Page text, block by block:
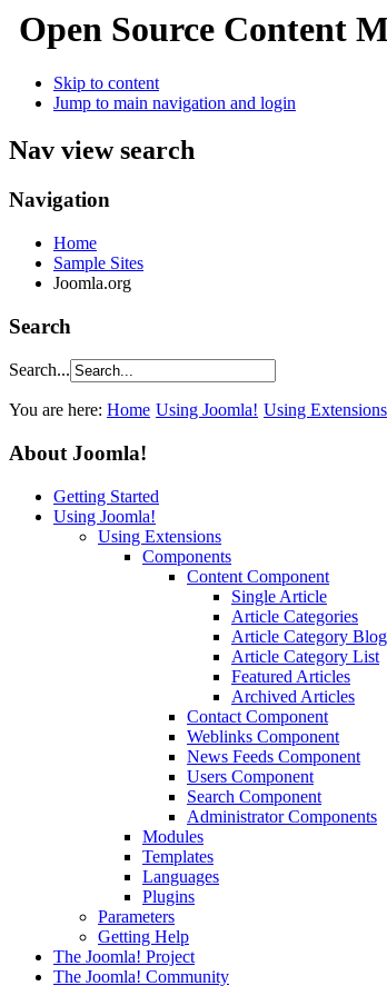
Open Source Content
Skip to content
Jump to main navigation and login
Nav view search
Navigation
Home
Sample Sites
Joomla.org
Search
Search...
You are here: Home Using Joomla! Using Extensions
About Joomla!
Getting Started
Using Joomla!
Using Extensions
Components
Content Component
Single Article
Article Categories
Article Category Blog
Article Category List
Featured Articles
Archived Articles
Contact Component
Weblinks Component
News Feeds Component
Users Component
Search Component
Administrator Components
Modules
Templates
Languages
Plugins
Parameters
Getting Help
The Joomla! Project
The Joomla! Community